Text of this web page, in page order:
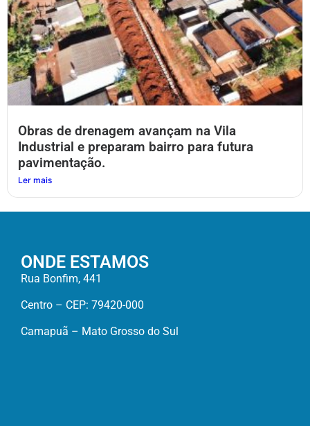
Obras de drenagem avançam na Vila
Industrial e preparam bairro para futura
pavimentação.
Ler mais
ONDE ESTAMOS
Rua Bonfim, 441
Centro – CEP: 79420-000
Camapuã – Mato Grosso do Sul